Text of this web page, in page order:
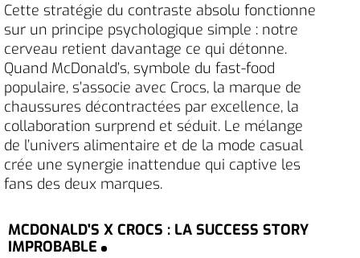
Cette stratégie du contraste absolu fonctionne
sur un principe psychologique simple : notre
cerveau retient davantage ce qui détonne.
Quand McDonald’s, symbole du fast-food
populaire, s’associe avec Crocs, la marque de
chaussures décontractées par excellence, la
collaboration surprend et séduit. Le mélange
de l’univers alimentaire et de la mode casual
crée une synergie inattendue qui captive les
fans des deux marques.
MCDONALD'S X CROCS : LA SUCCESS STORY
IMPROBABLE